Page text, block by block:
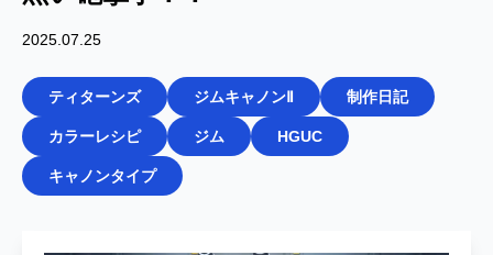
2025.07.25
ティターンズ ジムキャノンⅡ 制作日記
カラーレシピ ジム HGUC
キャノンタイプ